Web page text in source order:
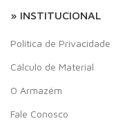
» INSTITUCIONAL
Política de Privacidade
Cálculo de Material
O Armazém
Fale Conosco